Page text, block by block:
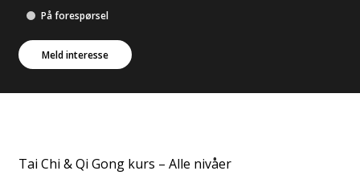
På forespørsel
Meld interesse
Tai Chi & Qi Gong kurs – Alle nivåer